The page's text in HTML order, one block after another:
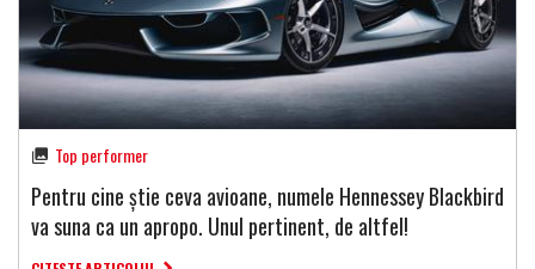
Top performer
Pentru cine știe ceva avioane, numele Hennessey Blackbird
va suna ca un apropo. Unul pertinent, de altfel!